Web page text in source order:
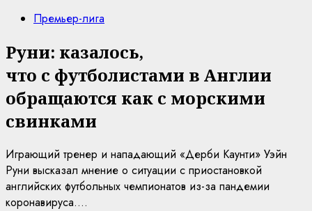
Премьер-лига
Руни: казалось,
что с футболистами в Англии
обращаются как с морскими
свинками
Играющий тренер и нападающий «Дерби Каунти» Уэйн
Руни высказал мнение о ситуации с приостановкой
английских футбольных чемпионатов из-за пандемии
коронавируса....